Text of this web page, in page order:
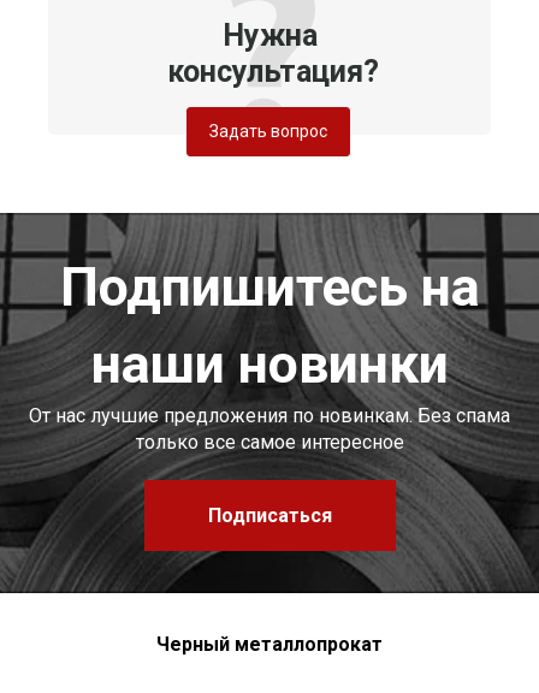
Нужна
консультация?
Задать вопрос
Подпишитесь на
наши новинки
От нас лучшие предложения по новинкам. Без спама
только все самое интересное
Подписаться
Черный металлопрокат